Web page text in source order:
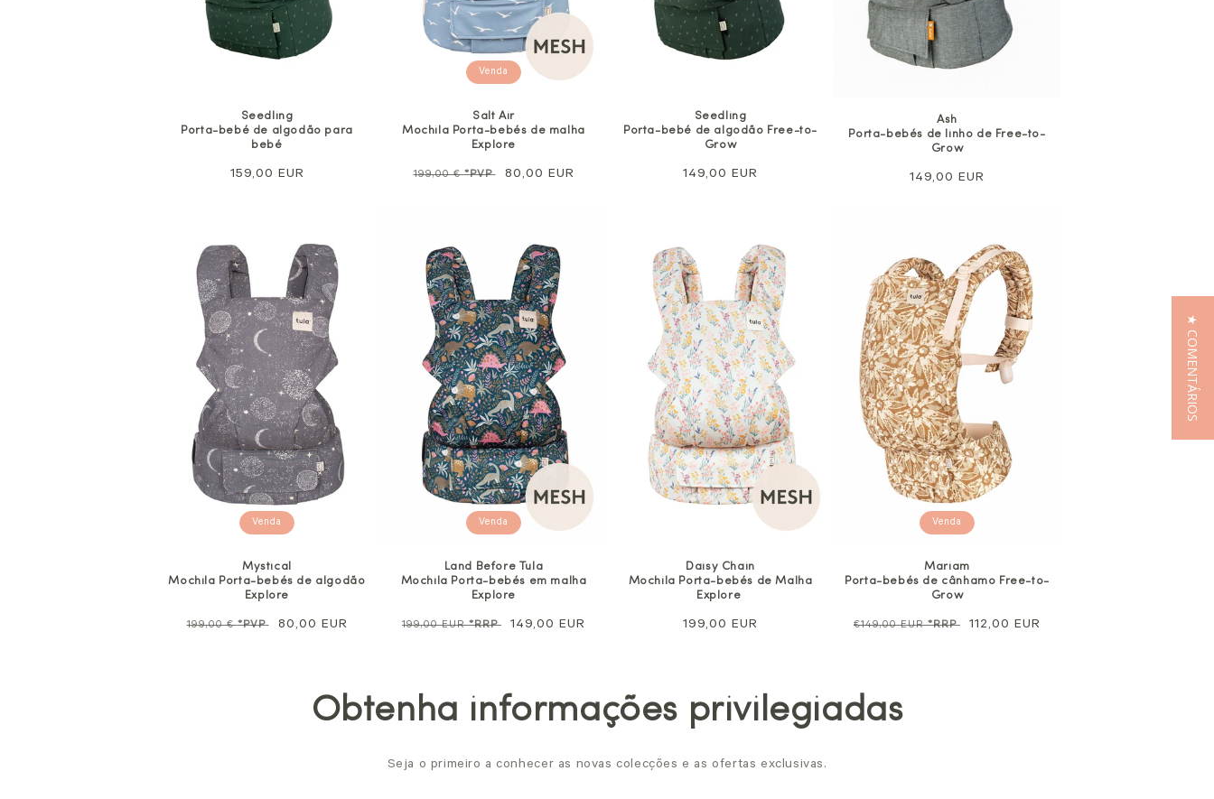
Seedling
Porta-bebé de algodão para
bebé
Preço
159,00 EUR
Venda
Salt Air
Mochila Porta-bebés de malha
Explore
Preço
199,00 €*PVP
Preço
80,00 EUR
Seedling
Porta-bebé de algodão Free-to-
Grow
Preço
149,00 EUR
Ash
Porta-bebés de linho de Free-to-
Grow
Preço
149,00 EUR
Venda
Mystical
Mochila Porta-bebés de algodão
Explore
Preço
199,00 €*PVP
Preço
80,00 EUR
Venda
Land Before Tula
Mochila Porta-bebés em malha
Explore
Preço
199,00 EUR*RRP
Preço
149,00 EUR
Daisy Chain
Mochila Porta-bebés de Malha
Explore
Preço
199,00 EUR
Venda
Mariam
Porta-bebés de cânhamo Free-to-
Grow
Preço
€149,00 EUR*RRP
Preço
112,00 EUR
Obtenha informações privilegiadas
Seja o primeiro a conhecer as novas colecções e as ofertas exclusivas.
★ COMENTÁRIOS